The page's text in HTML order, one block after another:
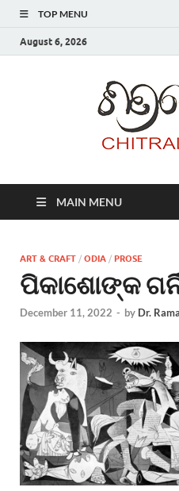
TOP MENU
August 6, 2026
MAIN MENU
ART & CRAFT / ODIA / PROSE
ପିକାଶୋଙ୍କ
December 11, 2022 - by Dr.